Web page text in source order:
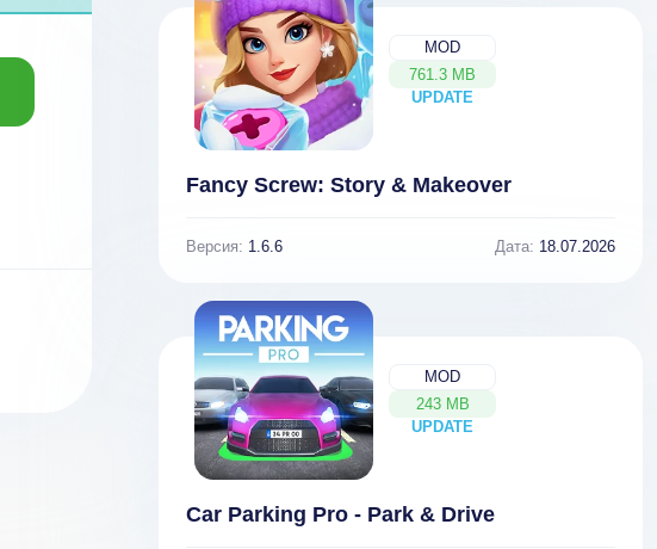
MOD
761.3 MB
UPDATE
NEW
Fancy Screw: Story & Makeover
Версия: 1.6.6 Дата: 18.07.2026
MOD
243 MB
UPDATE
NEW
Car Parking Pro - Park & Drive